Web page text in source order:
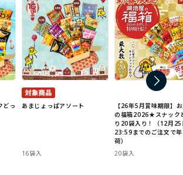
どっ
あまじょっぱアソート
16袋入
【26年5月賞味期限】
の福箱2026★スナック
り20袋入り！（12月25
23:59までのご注文で
荷）
20袋入